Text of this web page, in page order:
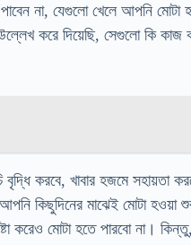
না, যেগুলো খেলে আপনি
করে দিয়েছি, সেগুলো কি কাজ
করবে, খাবার হজমে সহায়তা
কিছুদিনের মাঝেই মোটা
করেও মোটা হতে পারবো না।